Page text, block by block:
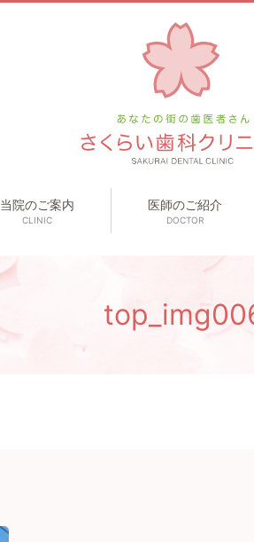
当院のご案内
CLINIC
医師のご紹介
DOCTOR